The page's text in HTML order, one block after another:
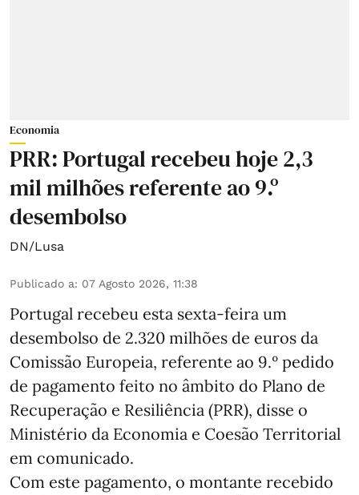
Economia
PRR: Portugal recebeu hoje 2,3
mil milhões referente ao 9.º
desembolso
DN/Lusa
Publicado a: 07 Agosto 2026, 11:38
Portugal recebeu esta sexta-feira um
desembolso de 2.320 milhões de euros da
Comissão Europeia, referente ao 9.º pedido
de pagamento feito no âmbito do Plano de
Recuperação e Resiliência (PRR), disse o
Ministério da Economia e Coesão Territorial
em comunicado.
Com este pagamento, o montante recebido